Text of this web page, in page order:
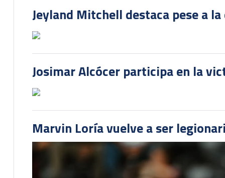
Jeyland Mitchell destaca pese a
Josimar Alcócer participa en la
Marvin Loría vuelve a ser